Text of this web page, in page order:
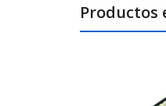
Productos